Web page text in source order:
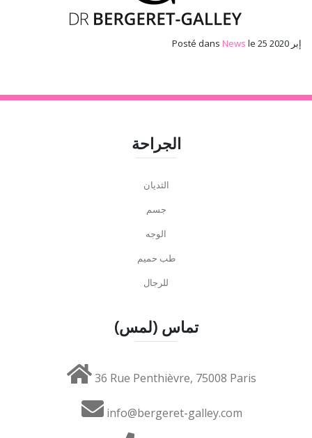
Posté dans News le 25 إبر 2020
الجراحة
الثديان
جسم
الوجه
طب حميم
للرجال
تماس (لمس)
36 Rue Penthièvre, 75008 Paris
info@bergeret-galley.com